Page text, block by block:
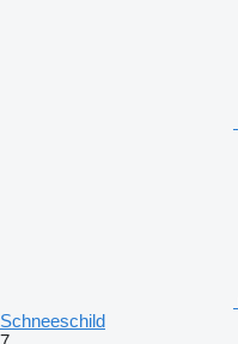
Schneeschild